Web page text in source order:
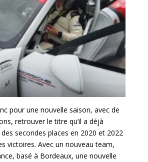
pour une nouvelle saison, avec de
retrouver le titre qu’il a déjà
secondes places en 2020 et 2022
victoires. Avec un nouveau team,
basé à Bordeaux, une nouvelle